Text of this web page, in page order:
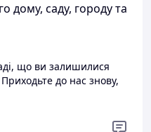
дому, саду, городу та
що ви залишилися
до нас знову,